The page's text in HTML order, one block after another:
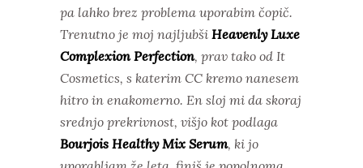
pa lahko brez problema uporabim čopič.
Trenutno je moj najljubši Heavenly Luxe
Complexion Perfection, prav tako od It
Cosmetics, s katerim CC kremo nanesem
hitro in enakomerno. En sloj mi da skoraj
srednjo prekrivnost, višjo kot podlaga
Bourjois Healthy Mix Serum, ki jo